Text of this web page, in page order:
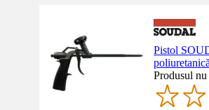
Pistol
Produsul